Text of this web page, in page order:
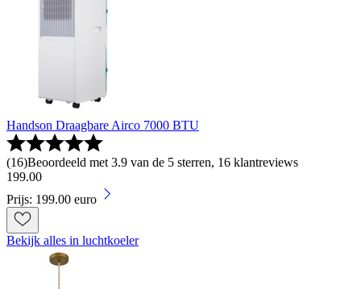
Handson Draagbare Airco 7000 BTU
(16)Beoordeeld met 3.9 van de 5 sterren, 16 klantreviews
199.00
Prijs: 199.00 euro
Bekijk alles in luchtkoeler